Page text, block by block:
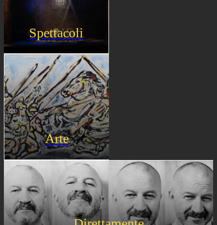
Spettacoli
Arte